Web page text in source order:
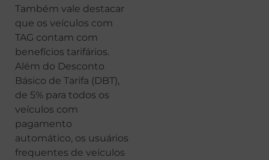
Também vale destacar
que os veículos com
TAG contam com
benefícios tarifários.
Além do Desconto
Básico de Tarifa (DBT),
de 5% para todos os
veículos com
pagamento
automático, os usuários
frequentes de veículos